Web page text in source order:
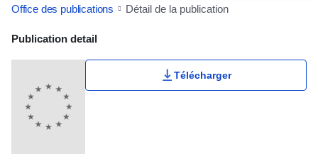
Office des publications Détail de la publication
Publication Detail Actions Portlet
Publication detail
Télécharger